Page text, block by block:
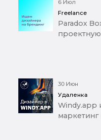
6 Июл
Freelance
Paradox
30 Июн
Удаленка
Windy.app